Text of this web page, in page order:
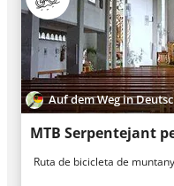
Auf dem Weg in
MTB Serpentejant
Ruta de bicicleta de